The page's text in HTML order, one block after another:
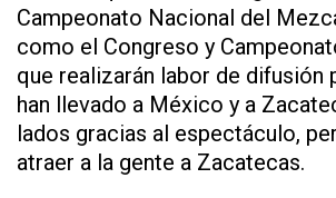
Campeonato Nacional del
como el Congreso y
que realizarán labor de difusión
han llevado a México y a
lados gracias al espectáculo,
atraer a la gente a Zacatecas.